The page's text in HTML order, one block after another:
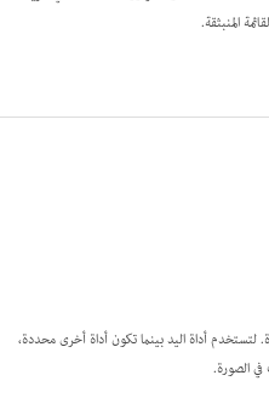
المنبثقة.
أداة اليد بينما تكون أداة أخرى محددة،
الصورة.